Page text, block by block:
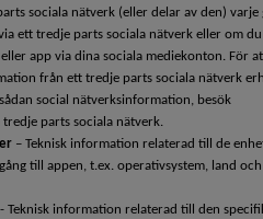
sociala nätverk (eller delar av den) varje
ett tredje parts sociala nätverk eller om du
app via dina sociala mediekonton. För
från ett tredje parts sociala nätverk
social nätverksinformation, besök
parts sociala nätverk.
– Teknisk information relaterad till de
till appen, t.ex. operativsystem, land och
- Teknisk information relaterad till den